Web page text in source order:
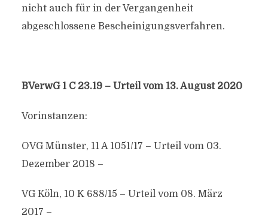
nicht auch für in der Vergangenheit
abgeschlossene Bescheinigungsverfahren.
BVerwG 1 C 23.19 – Urteil vom 13. August 2020
Vorinstanzen:
OVG Münster, 11 A 1051/17 – Urteil vom 03.
Dezember 2018 –
VG Köln, 10 K 688/15 – Urteil vom 08. März
2017 –